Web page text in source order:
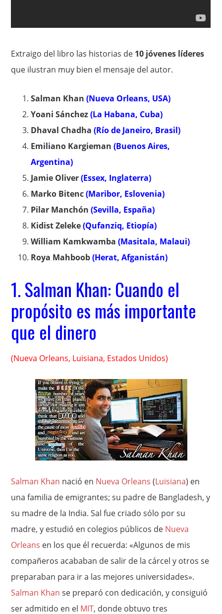
Extraigo del libro las historias de 10 jóvenes líderes
que ilustran muy bien el mensaje del autor.
Salman Khan(Nueva Orleans, USA)
Yoani Sánchez(La Habana, Cuba)
Dhaval Chadha(Río de Janeiro, Brasil)
Emiliano Kargieman(Buenos Aires,
Argentina)
Jamie Oliver(Essex, Inglaterra)
Marko Bitenc(Maribor, Eslovenia)
Pilar Manchón(Sevilla, España)
Kidist Zeleke(Qufanziq, Etiopía)
William Kamkwamba(Masitala, Malaui)
Roya Mahboob(Herat, Afganistán)
1. Salman Khan: Cuando el
propósito es más importante
que el dinero
(Nueva Orleans, Luisiana, Estados Unidos)
Salman Khan nació en Nueva Orleans (Luisiana) en
una familia de emigrantes; su padre de Bangladesh, y
su madre de la India. Sal fue criado sólo por su
madre, y estudió en colegios públicos de Nueva
Orleans en los que él recuerda: «Algunos de mis
compañeros acababan de salir de la cárcel y otros se
preparaban para ir a las mejores universidades».
Salman Khan se preparó con dedicación, y consiguió
ser admitido en el MIT, donde obtuvo tres